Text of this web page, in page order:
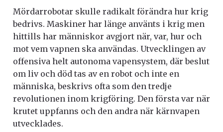
Mördarrobotar skulle radikalt förändra hur krig
bedrivs. Maskiner har länge använts i krig men
hittills har människor avgjort när, var, hur och
mot vem vapnen ska användas. Utvecklingen av
offensiva helt autonoma vapensystem, där beslut
om liv och död tas av en robot och inte en
människa, beskrivs ofta som den tredje
revolutionen inom krigföring. Den första var när
krutet uppfanns och den andra när kärnvapen
utvecklades.